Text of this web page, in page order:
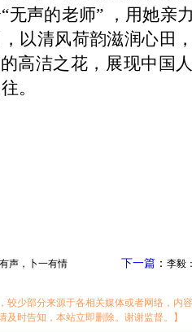
无声的老师” ，用她亲
以清风荷韵滋润心田
的高洁之花，展现中国
。
声，卜一有情 下一篇： 李毅
较少部分来源于各相关媒体或者网络，内
时告知，本站立即删除。谢谢监督。】